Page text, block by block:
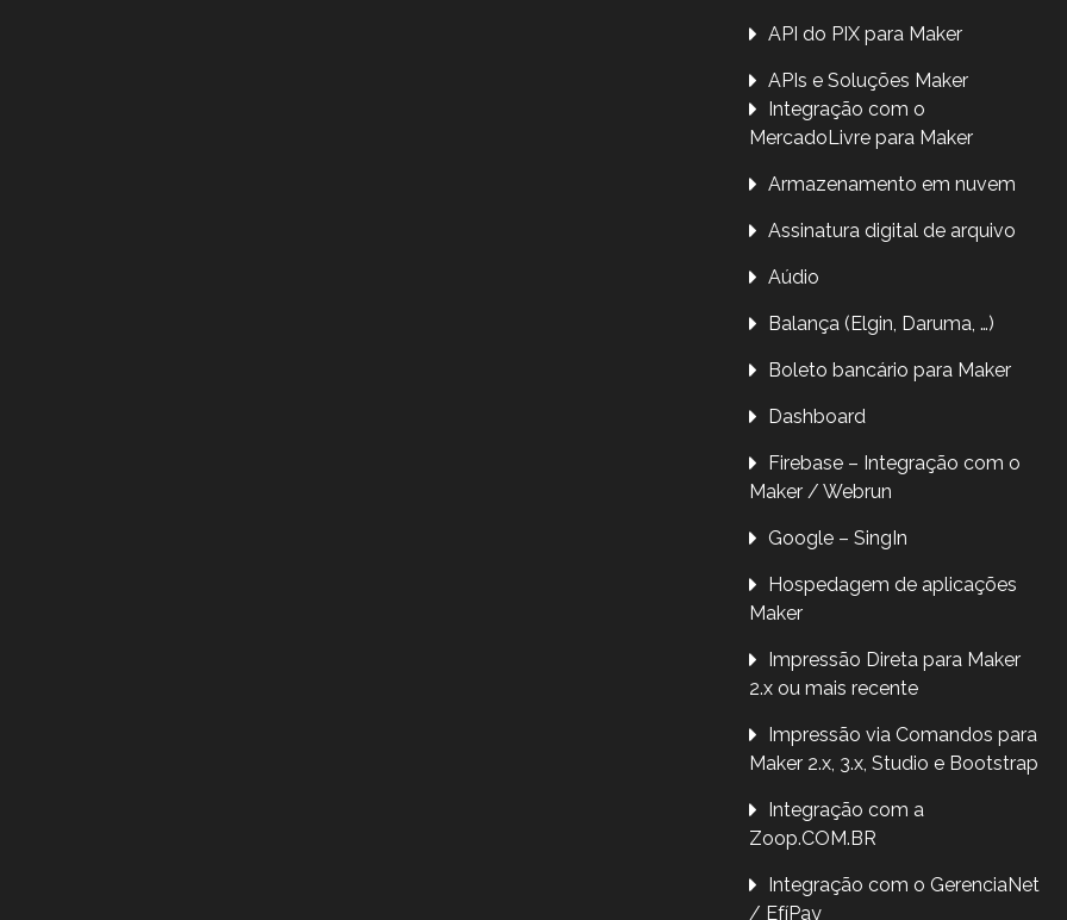
API do PIX para Maker
APIs e Soluções Maker
Integração com o
MercadoLivre para Maker
Armazenamento em nuvem
Assinatura digital de arquivo
Aúdio
Balança (Elgin, Daruma, …)
Boleto bancário para Maker
Dashboard
Firebase – Integração com o
Maker / Webrun
Google – SingIn
Hospedagem de aplicações
Maker
Impressão Direta para Maker
2.x ou mais recente
Impressão via Comandos para
Maker 2.x, 3.x, Studio e Bootstrap
Integração com a
Zoop.COM.BR
Integração com o GerenciaNet
/ EfíPay